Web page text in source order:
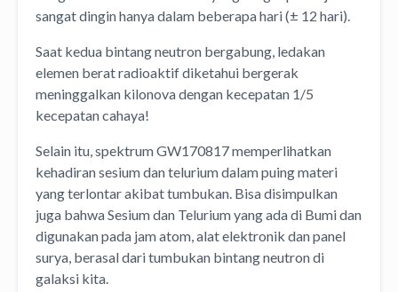
sangat dingin hanya dalam beberapa hari (± 12 hari).
Saat kedua bintang neutron bergabung, ledakan
elemen berat radioaktif diketahui bergerak
meninggalkan kilonova dengan kecepatan 1/5
kecepatan cahaya!
Selain itu, spektrum GW170817 memperlihatkan
kehadiran sesium dan telurium dalam puing materi
yang terlontar akibat tumbukan. Bisa disimpulkan
juga bahwa Sesium dan Telurium yang ada di Bumi dan
digunakan pada jam atom, alat elektronik dan panel
surya, berasal dari tumbukan bintang neutron di
galaksi kita.